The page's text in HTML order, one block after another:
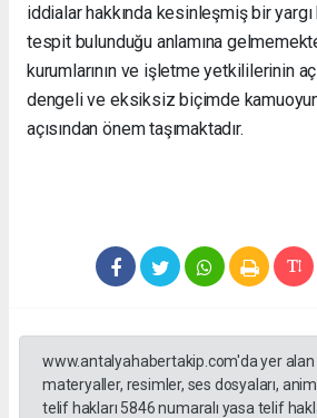
iddialar hakkında kesinleşmiş bir
tespit bulunduğu anlamına
kurumlarının ve işletme yetkililerinin
dengeli ve eksiksiz biçimde
açısından önem taşımaktadır.
www.antalyahabertakip.com'da yer alan
materyaller, resimler, ses dosyaları,
telif hakları 5846 numaralı yasa telif